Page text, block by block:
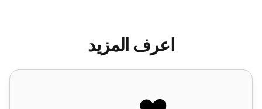
اعرف المزيد
ميزات الإجراءات الجماعية